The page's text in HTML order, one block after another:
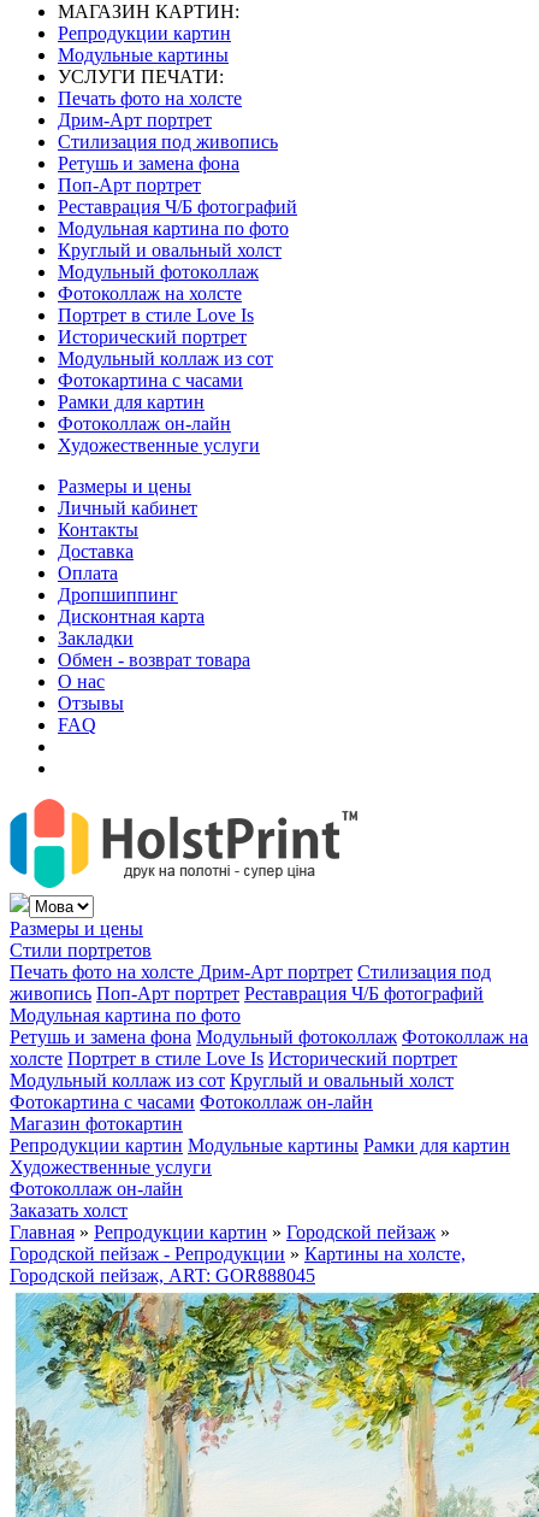
МАГАЗИН КАРТИН:
Репродукции картин
Модульные картины
УСЛУГИ ПЕЧАТИ:
Печать фото на холсте
Дрим-Арт портрет
Стилизация под живопись
Ретушь и замена фона
Поп-Арт портрет
Реставрация Ч/Б фотографий
Модульная картина по фото
Круглый и овальный холст
Модульный фотоколлаж
Фотоколлаж на холсте
Портрет в стиле Love Is
Исторический портрет
Модульный коллаж из сот
Фотокартина с часами
Рамки для картин
Фотоколлаж он-лайн
Художественные услуги
Размеры и цены
Личный кабинет
Контакты
Доставка
Оплата
Дропшиппинг
Дисконтная карта
Закладки
Обмен - возврат товара
О нас
Отзывы
FAQ
Размеры и цены
Стили портретов
Печать фото на холсте Дрим-Арт портрет Стилизация под
живопись Поп-Арт портрет Реставрация Ч/Б фотографий
Модульная картина по фото
Ретушь и замена фона Модульный фотоколлаж Фотоколлаж на
холсте Портрет в стиле Love Is Исторический портрет
Модульный коллаж из сот Круглый и овальный холст
Фотокартина с часами Фотоколлаж он-лайн
Магазин фотокартин
Репродукции картин Модульные картины Рамки для картин
Художественные услуги
Фотоколлаж он-лайн
Заказать холст
Главная » Репродукции картин » Городской пейзаж »
Городской пейзаж - Репродукции » Картины на холсте,
Городской пейзаж, ART: GOR888045